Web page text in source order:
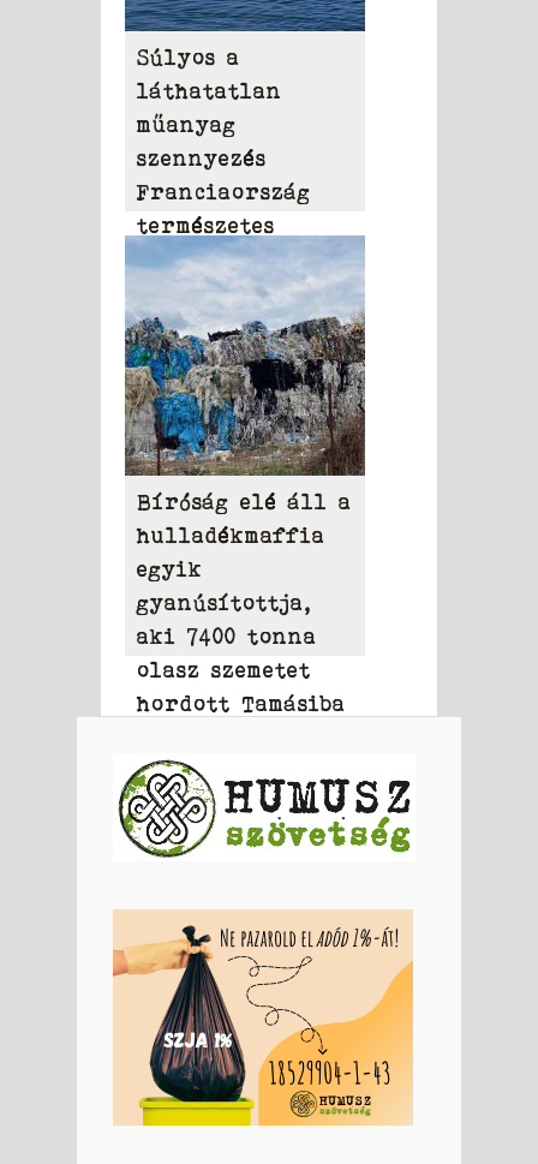
Súlyos a
láthatatlan
műanyag
szennyezés
Franciaország
természetes
vizeiben
Bíróság elé áll a
hulladékmaffia
egyik
gyanúsítottja,
aki 7400 tonna
olasz szemetet
hordott Tamásiba